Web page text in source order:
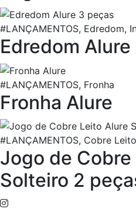
#LANÇAMENTOS, Edredom,
Edredom
#LANÇAMENTOS, Fronha
Fronha Alure
#LANÇAMENTOS, Cobre Leito
Jogo de
Solteiro 2